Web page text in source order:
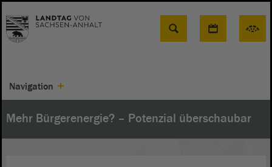
Suche
Navigation
Mehr Bürgerenergie? – Potenzial überschaubar